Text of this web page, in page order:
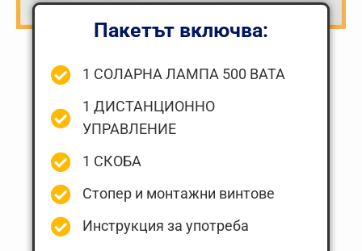
Пакетът включва:
1 СОЛАРНА ЛАМПА 500 ВАТА
1 ДИСТАНЦИОННО
УПРАВЛЕНИЕ
1 СКОБА
Стопер и монтажни винтове
Инструкция за употреба